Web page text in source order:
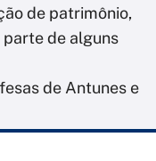
de patrimônio,
de alguns
de Antunes e